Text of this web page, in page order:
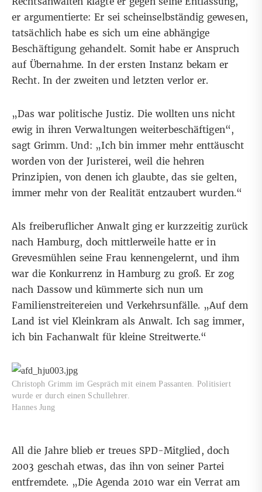
er argumentierte: Er sei scheinselbständig gewesen,
tatsächlich habe es sich um eine abhängige
Beschäftigung gehandelt. Somit habe er Anspruch
auf Übernahme. In der ersten Instanz bekam er
Recht. In der zweiten und letzten verlor er.
„Das war politische Justiz. Die wollten uns nicht
ewig in ihren Verwaltungen weiterbeschäftigen“,
sagt Grimm. Und: „Ich bin immer mehr enttäuscht
worden von der Juristerei, weil die hehren
Prinzipien, von denen ich glaubte, das sie gelten,
immer mehr von der Realität entzaubert wurden.“
Als freiberuflicher Anwalt ging er kurzzeitig zurück
nach Hamburg, doch mittlerweile hatte er in
Grevesmühlen seine Frau kennengelernt, und ihm
war die Konkurrenz in Hamburg zu groß. Er zog
nach Dassow und kümmerte sich nun um
Familienstreitereien und Verkehrsunfälle. „Auf dem
Land ist viel Kleinkram als Anwalt. Ich sag immer,
ich bin Fachanwalt für kleine Streitwerte.“
Christoph Grimm im Gespräch mit einem Passanten. Politisiert
wurde er durch einen Schullehrer.
Hannes Jung
All die Jahre blieb er treues SPD-Mitglied, doch
2003 geschah etwas, das ihn von seiner Partei
entfremdete. „Die Agenda 2010 war ein Verrat am